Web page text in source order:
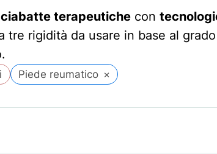
terapeutiche con
tre rigidità da usare in base al
Piede reumatico ×